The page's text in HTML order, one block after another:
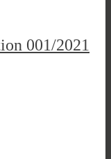
001/2021